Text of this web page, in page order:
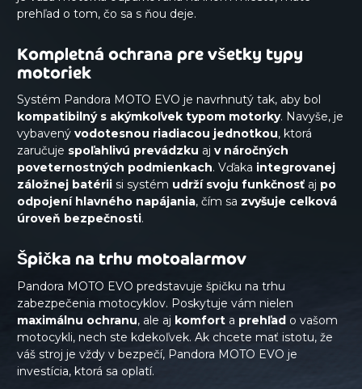
prehľad o tom, čo sa s ňou deje.
Kompletná ochrana pre všetky typy
motoriek
Systém Pandora MOTO EVO je navrhnutý tak, aby bol
kompatibilný s akýmkoľvek typom motorky. Navyše, je
vybavený vodotesnou riadiacou jednotkou, ktorá
zaručuje spoľahlivú prevádzku aj v náročných
poveternostných podmienkach. Vďaka integrovanej
záložnej batérii si systém udrží svoju funkčnosť aj po
odpojení hlavného napájania, čím sa zvyšuje celková
úroveň bezpečnosti.
Špička na trhu motoalarmov
Pandora MOTO EVO predstavuje špičku na trhu
zabezpečenia motocyklov. Poskytuje vám nielen
maximálnu ochranu, ale aj komfort a prehľad o vašom
motocykli, nech ste kdekoľvek. Ak chcete mať istotu, že
váš stroj je vždy v bezpečí, Pandora MOTO EVO je
investícia, ktorá sa oplatí.